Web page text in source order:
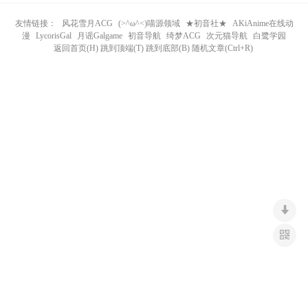
友情链接： 风花雪月ACG (>^ω^<)喵源领域 ★初音社★
AKiAnime在线动
漫
LycorisGal 月谣Galgame 初音导航 绮梦ACG 次元猫导航
白鹭学园
返回首页(H) 跳到顶端(T) 跳到底部(B) 随机文章(Ctrl+R)